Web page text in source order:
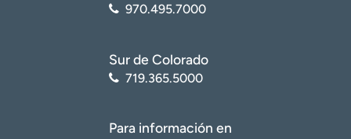
970.495.7000
Sur de Colorado
719.365.5000
Para información en